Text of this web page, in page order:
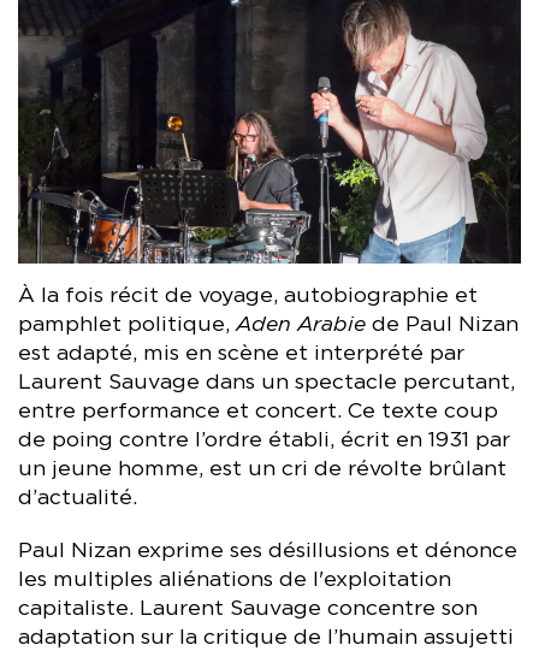
À la fois récit de voyage, autobiographie et
pamphlet politique,Aden Arabie de Paul Nizan
est adapté, mis en scène et interprété par
Laurent Sauvage dans un spectacle percutant,
entre performance et concert. Ce texte coup
de poing contre l’ordre établi, écrit en 1931 par
un jeune homme, est un cri de révolte brûlant
d’actualité.
Paul Nizan exprime ses désillusions et dénonce
les multiples aliénations de l'exploitation
capitaliste. Laurent Sauvage concentre son
adaptation sur la critique de l’humain assujetti